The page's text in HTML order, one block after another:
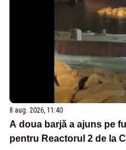
8 aug. 2026, 11:40
A doua barjă a ajuns pe
pentru Reactorul 2 de la